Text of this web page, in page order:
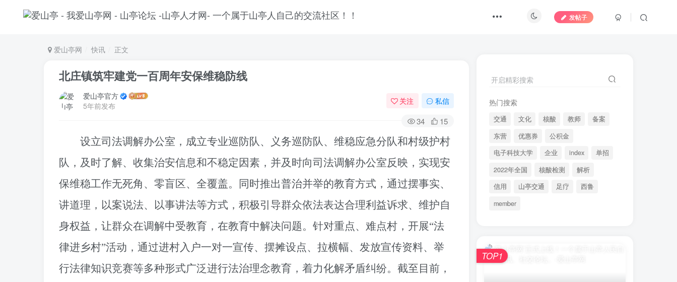
发帖子
爱山亭网 快讯 正文
北庄镇筑牢建党一百周年安保维稳防线
爱山亭官方
5年前发布
关注 私信
34 15
设立司法调解办公室，成立专业巡防队、义务巡防队、维稳应急分队和村级护村
队，及时了解、收集治安信息和不稳定因素，并及时向司法调解办公室反映，实现安
保维稳工作无死角、零盲区、全覆盖。同时推出普治并举的教育方式，通过摆事实、
讲道理，以案说法、以事讲法等方式，积极引导群众依法表达合理利益诉求、维护自
身权益，让群众在调解中受教育，在教育中解决问题。针对重点、难点村，开展“法
律进乡村”活动，通过进村入户一对一宣传、摆摊设点、拉横幅、发放宣传资料、举
行法律知识竞赛等多种形式广泛进行法治理念教育，着力化解矛盾纠纷。截至目前，
开启精彩搜索
热门搜索
交通 文化 核酸 教师
备案
东营
优惠券
公积金
电子科技大学
企业 index
单招
2022年全国
核酸检测
解析
信用
山亭交通 足疗
西鲁
member
TOP1